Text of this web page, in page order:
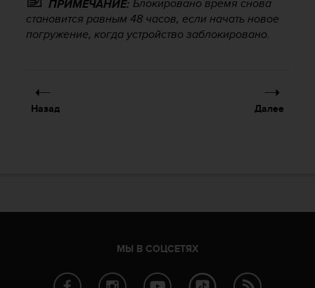
ПРИМЕЧАНИЕ:
становится равным 48 часов, если начать новое
погружение, когда устройство заблокировано.
Назад Далее
МЫ В СОЦСЕТЯХ